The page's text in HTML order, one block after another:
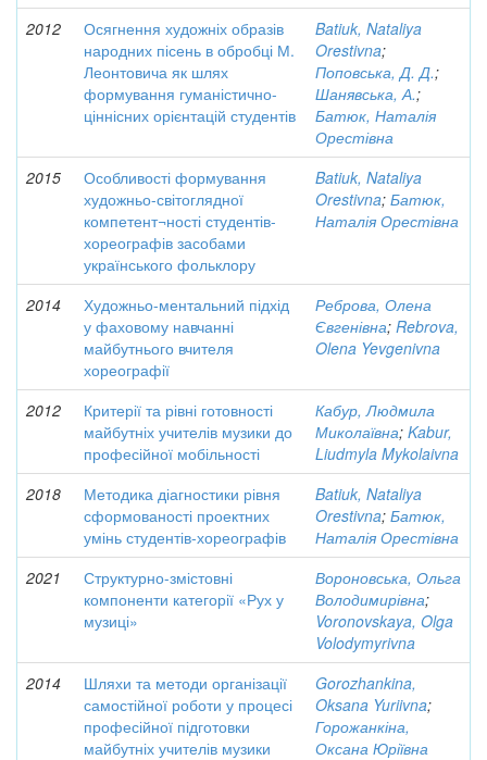
2012
Осягнення художніх образів
народних пісень в обробці М.
Леонтовича як шлях
формування гуманістично-
ціннісних орієнтацій студентів
Batiuk, Nataliya
Orestivna;
Поповська, Д. Д.;
Шанявська, А.;
Батюк, Наталія
Орестівна
2015
Особливості формування
художньо-світоглядної
компетент¬ності студентів-
хореографів засобами
українського фольклору
Batiuk, Nataliya
Orestivna; Батюк,
Наталія Орестівна
2014
Художньо-ментальний підхід
у фаховому навчанні
майбутнього вчителя
хореографії
Реброва, Олена
Євгенівна; Rebrova,
Olena Yevgenivna
2012
Критерії та рівні готовності
майбутніх учителів музики до
професійної мобільності
Кабур, Людмила
Миколаївна; Kabur,
Liudmyla Mykolaivna
2018
Методика діагностики рівня
сформованості проектних
умінь студентів-хореографів
Batiuk, Nataliya
Orestivna; Батюк,
Наталія Орестівна
2021
Структурно-змістовні
компоненти категорії «Рух у
музиці»
Вороновська, Ольга
Володимирівна;
Voronovskaya, Olga
Volodymyrivna
2014
Шляхи та методи організації
самостійної роботи у процесі
професійної підготовки
майбутніх учителів музики
Gorozhankina,
Oksana Yuriivna;
Горожанкіна,
Оксана Юріївна